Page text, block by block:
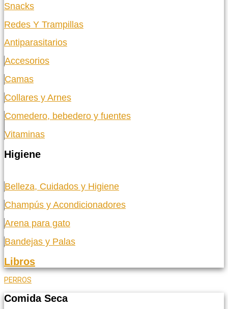
Snacks
Redes Y Trampillas
Antiparasitarios
Accesorios
Camas
Collares y Arnes
Comedero, bebedero y fuentes
Vitaminas
Higiene
Belleza, Cuidados y Higiene
Champús y Acondicionadores
Arena para gato
Bandejas y Palas
Libros
PERROS
Comida Seca